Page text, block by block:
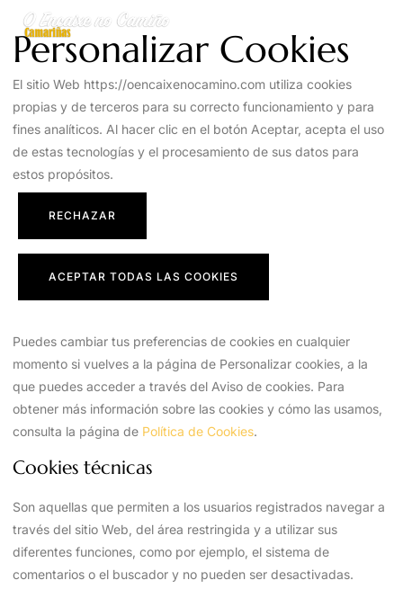
Personalizar Cookies
El sitio Web https://oencaixenocamino.com utiliza cookies
propias y de terceros para su correcto funcionamiento y para
fines analíticos. Al hacer clic en el botón Aceptar, acepta el uso
de estas tecnologías y el procesamiento de sus datos para
estos propósitos.
RECHAZAR
ACEPTAR TODAS LAS COOKIES
Puedes cambiar tus preferencias de cookies en cualquier
momento si vuelves a la página de Personalizar cookies, a la
que puedes acceder a través del Aviso de cookies. Para
obtener más información sobre las cookies y cómo las usamos,
consulta la página de Política de Cookies.
Cookies técnicas
Son aquellas que permiten a los usuarios registrados navegar a
través del sitio Web, del área restringida y a utilizar sus
diferentes funciones, como por ejemplo, el sistema de
comentarios o el buscador y no pueden ser desactivadas.